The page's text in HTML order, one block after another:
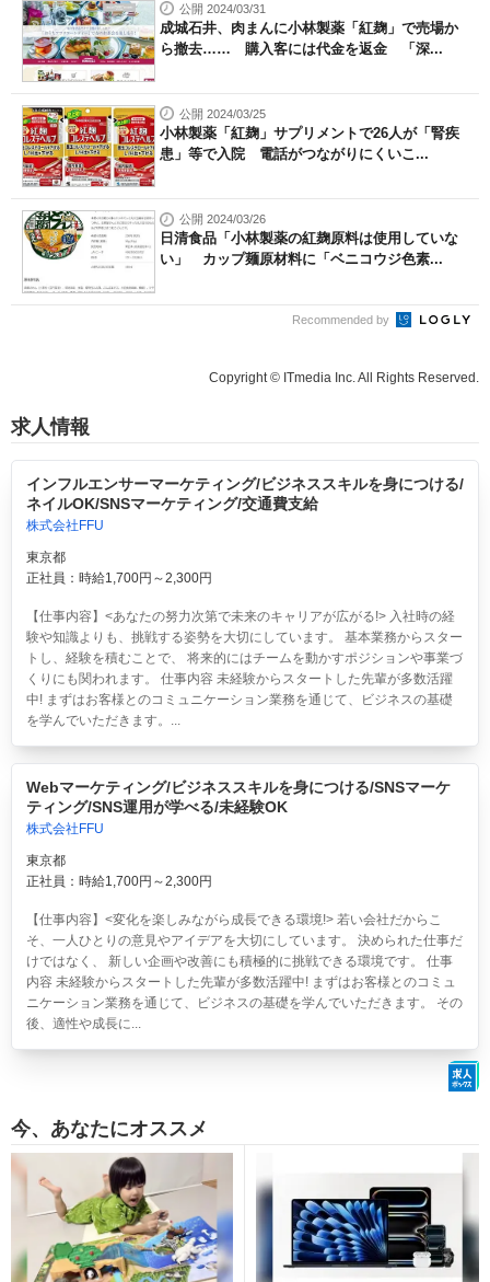
公開 2024/03/31
成城石井、肉まんに小林製薬「紅麹」で売場か
ら撤去…… 購入客には代金を返金 「深...
公開 2024/03/25
小林製薬「紅麹」サプリメントで26人が「腎疾
患」等で入院 電話がつながりにくいこ...
公開 2024/03/26
日清食品「小林製薬の紅麹原料は使用していな
い」 カップ麺原材料に「ベニコウジ色素...
Recommended by
Copyright © ITmedia Inc. All Rights Reserved.
求人情報
インフルエンサーマーケティング/ビジネススキルを身につける/
ネイルOK/SNSマーケティング/交通費支給
株式会社FFU
東京都
正社員：時給1,700円～2,300円
【仕事内容】<あなたの努力次第で未来のキャリアが広がる!> 入社時の経
験や知識よりも、挑戦する姿勢を大切にしています。 基本業務からスター
トし、経験を積むことで、 将来的にはチームを動かすポジションや事業づ
くりにも関われます。 仕事内容 未経験からスタートした先輩が多数活躍
中! まずはお客様とのコミュニケーション業務を通じて、ビジネスの基礎
を学んでいただきます。...
Webマーケティング/ビジネススキルを身につける/SNSマーケ
ティング/SNS運用が学べる/未経験OK
株式会社FFU
東京都
正社員：時給1,700円～2,300円
【仕事内容】<変化を楽しみながら成長できる環境!> 若い会社だからこ
そ、一人ひとりの意見やアイデアを大切にしています。 決められた仕事だ
けではなく、 新しい企画や改善にも積極的に挑戦できる環境です。 仕事
内容 未経験からスタートした先輩が多数活躍中! まずはお客様とのコミュ
ニケーション業務を通じて、ビジネスの基礎を学んでいただきます。 その
後、適性や成長に...
今、あなたにオススメ